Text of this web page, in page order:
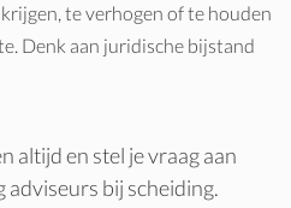
te verhogen of te houden
Denk aan juridische bijstand
altijd en stel je vraag aan
adviseurs bij scheiding.